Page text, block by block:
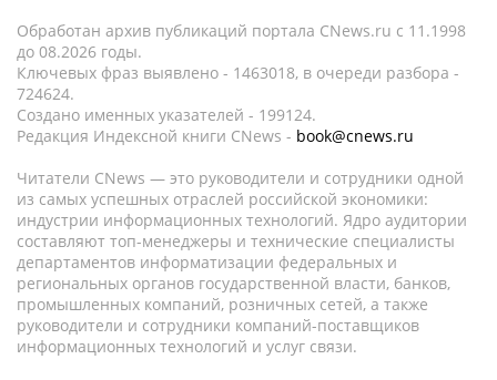
Обработан архив публикаций портала CNews.ru c 11.1998
до 08.2026 годы.
Ключевых фраз выявлено - 1463018, в очереди разбора -
724624.
Создано именных указателей - 199124.
Редакция Индексной книги CNews - book@cnews.ru
Читатели CNews — это руководители и сотрудники одной
из самых успешных отраслей российской экономики:
индустрии информационных технологий. Ядро аудитории
составляют топ-менеджеры и технические специалисты
департаментов информатизации федеральных и
региональных органов государственной власти, банков,
промышленных компаний, розничных сетей, а также
руководители и сотрудники компаний-поставщиков
информационных технологий и услуг связи.